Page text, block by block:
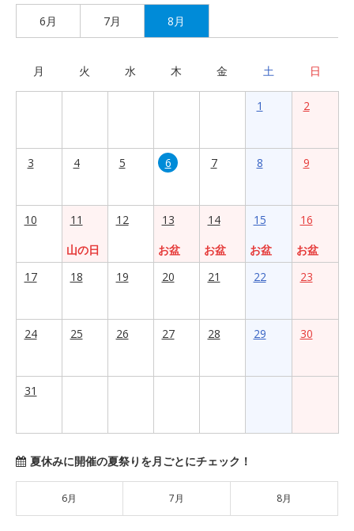
6月 7月 8月
月 火 水 木 金 土 日
1 2
3 4 5 6 7 8 9
10
11
山の日
12
13
お盆
14
お盆
15
お盆
16
お盆
17
18 19 20 21 22 23
24 25 26 27 28 29 30
31
夏休みに開催の夏祭りを月ごとにチェック！
6月 7月 8月